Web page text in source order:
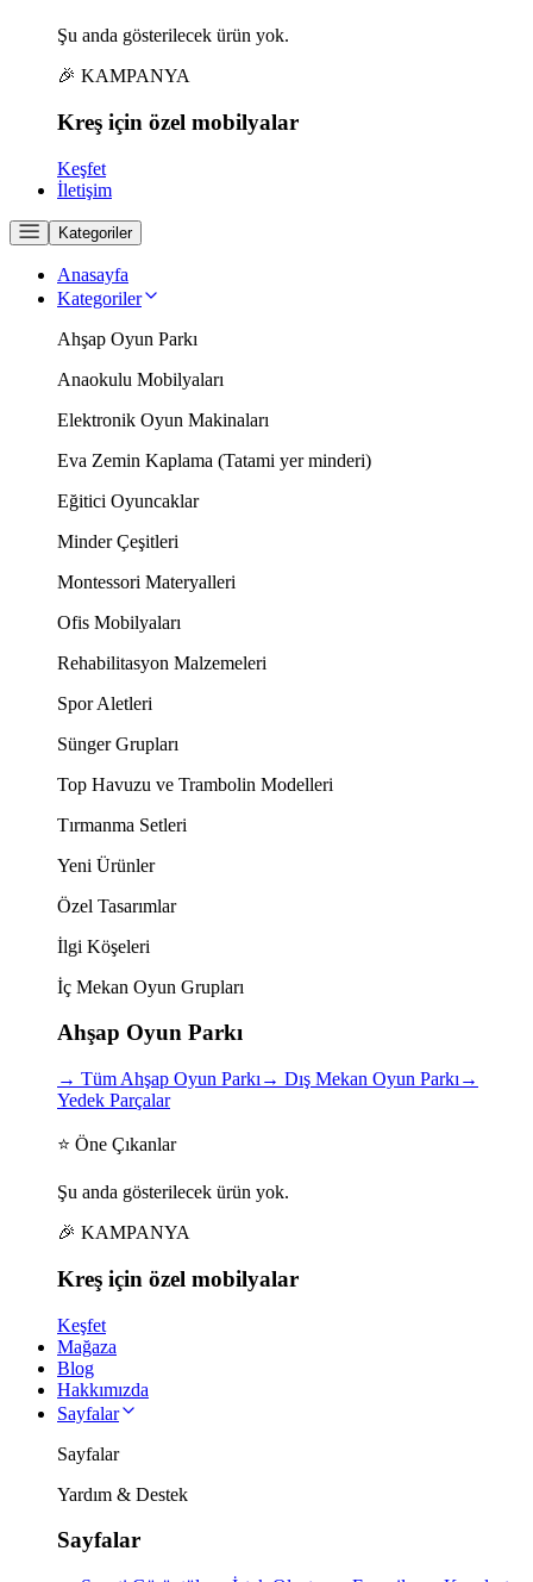
Şu anda gösterilecek ürün yok.
🎉 KAMPANYA
Kreş için özel mobilyalar
Keşfet
İletişim
Kategoriler
Anasayfa
Kategoriler
Ahşap Oyun Parkı
Anaokulu Mobilyaları
Elektronik Oyun Makinaları
Eva Zemin Kaplama (Tatami yer minderi)
Eğitici Oyuncaklar
Minder Çeşitleri
Montessori Materyalleri
Ofis Mobilyaları
Rehabilitasyon Malzemeleri
Spor Aletleri
Sünger Grupları
Top Havuzu ve Trambolin Modelleri
Tırmanma Setleri
Yeni Ürünler
Özel Tasarımlar
İlgi Köşeleri
İç Mekan Oyun Grupları
Ahşap Oyun Parkı
→ Tüm Ahşap Oyun Parkı → Dış Mekan Oyun Parkı →
Yedek Parçalar
⭐ Öne Çıkanlar
Şu anda gösterilecek ürün yok.
🎉 KAMPANYA
Kreş için özel mobilyalar
Keşfet
Mağaza
Blog
Hakkımızda
Sayfalar
Sayfalar
Yardım & Destek
Sayfalar